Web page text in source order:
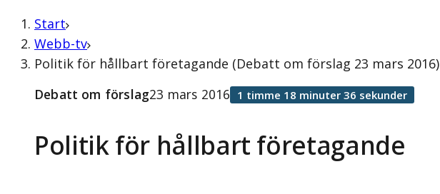
Start
Webb-tv
Politik för hållbart företagande (Debatt om förslag 23 mars 2016)
Politik för hållbart företagande
Debatt om förslag23 mars 2016 1 timme 18 minuter 36 sekunder